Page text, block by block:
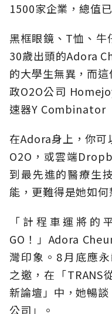
1500家企業，總值
黑框眼鏡、T恤、牛
30歲出頭的Adora
的大學生無異，而
政O2O公司
速器Y Combinator
在Adora身上，你可
O2O，或雲端
到最先進的醫療生
能，更難得是她如
「計程車運將的
GO！」Adora
灣印象。8月底應
之邀，在「
新論壇」中，她暢
公司」。